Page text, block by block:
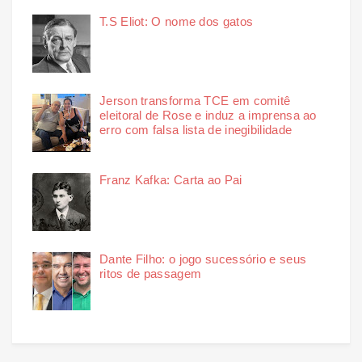
T.S Eliot: O nome dos gatos
Jerson transforma TCE em comitê
eleitoral de Rose e induz a imprensa ao
erro com falsa lista de inegibilidade
Franz Kafka: Carta ao Pai
Dante Filho: o jogo sucessório e seus
ritos de passagem